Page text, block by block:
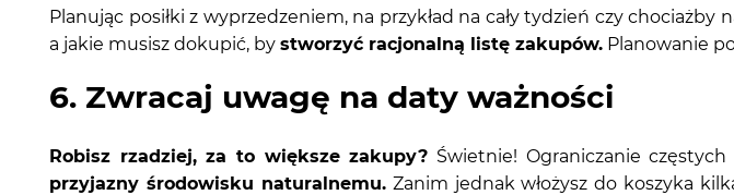
Planując posiłki z wyprzedzeniem, na przykład na cały tydzień czy
a jakie musisz dokupić, by stworzyć racjonalną listę zakupów. Planowanie
6. Zwracaj uwagę na daty ważności
Robisz rzadziej, za to większe zakupy? Świetnie! Ograniczanie
przyjazny środowisku naturalnemu.Zanim jednak włożysz do koszyka